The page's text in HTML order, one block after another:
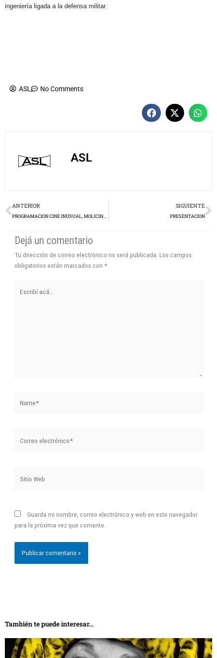
ingeniería ligada a la defensa militar.
ASL No Comments
ASL
Prev
ANTERIOR
PROGRAMACION CINE INUSUAL, MOLICINEMA Y VIDEOS CLIPS MARPLATENSES
SIGUIENTE
PRESENTACION
Dejá un comentario
Tu dirección de correo electrónico no será publicada. Los campos
obligatorios están marcados con *
acá...
electrónico*
Web
Guarda mi nombre, correo electrónico y web en este navegador
para la próxima vez que comente.
También te puede interesar...